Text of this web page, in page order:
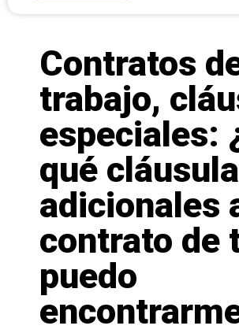
Contratos
trabajo,
especiales:
qué
adicionales
contrato de
puedo